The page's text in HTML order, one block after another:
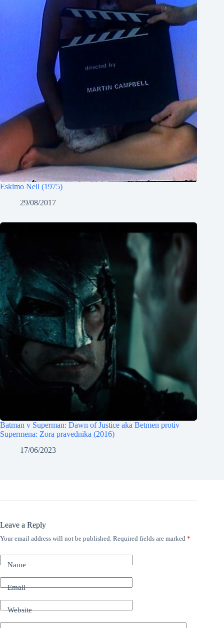
Eskimo Nell (1975)
29/08/2017
Batman v Superman: Dawn of Justice aka Betmen protiv
Supermena: Zora pravednika (2016)
17/06/2023
Leave a Reply
Your email address will not be published. Required fields are marked *
Name
Email
Website